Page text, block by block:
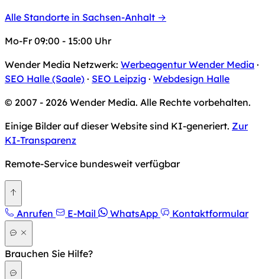
Alle Standorte in Sachsen-Anhalt →
Mo-Fr 09:00 - 15:00 Uhr
Wender Media Netzwerk: Werbeagentur Wender Media ·
SEO Halle (Saale) · SEO Leipzig · Webdesign Halle
© 2007 - 2026 Wender Media. Alle Rechte vorbehalten.
Einige Bilder auf dieser Website sind KI-generiert. Zur
KI-Transparenz
Remote-Service bundesweit verfügbar
Anrufen E-Mail WhatsApp Kontaktformular
Brauchen Sie Hilfe?